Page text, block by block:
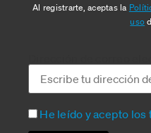
Al registrarte, aceptas la
uso
He leído y acepto